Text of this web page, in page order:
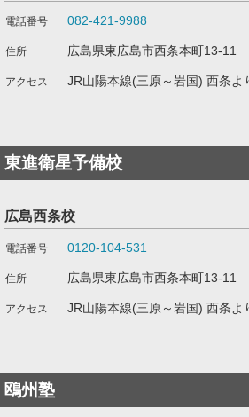
082-421-9988
広島県東広島市西条本町13-11
JR山陽本線(三原～岩国) 西条よ
東進衛星予備校
広島西条校
0120-104-531
広島県東広島市西条本町13-11
JR山陽本線(三原～岩国) 西条よ
鴎州塾